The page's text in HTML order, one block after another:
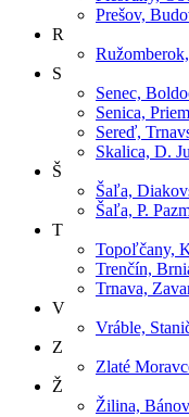
Prešov,
R
S
Senec,
Senica,
Sereď,
Skalica, D.
Š
Šaľa,
Šaľa, P.
T
Topoľčany,
Trenčín,
Trnava,
V
Vráble,
Z
Zlaté
Ž
Žilina,